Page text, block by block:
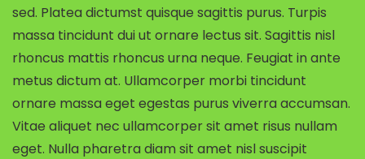
sed. Platea dictumst quisque sagittis purus. Turpis
massa tincidunt dui ut ornare lectus sit. Sagittis nisl
rhoncus mattis rhoncus urna neque. Feugiat in ante
metus dictum at. Ullamcorper morbi tincidunt
ornare massa eget egestas purus viverra accumsan.
Vitae aliquet nec ullamcorper sit amet risus nullam
eget. Nulla pharetra diam sit amet nisl suscipit